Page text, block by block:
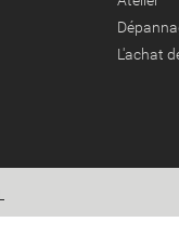
L'achat